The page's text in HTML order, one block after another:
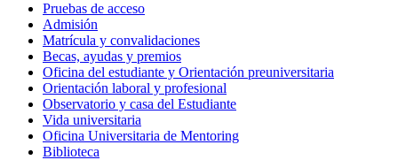
Pruebas de acceso
Admisión
Matrícula y convalidaciones
Becas, ayudas y premios
Oficina del estudiante y Orientación preuniversitaria
Orientación laboral y profesional
Observatorio y casa del Estudiante
Vida universitaria
Oficina Universitaria de Mentoring
Biblioteca